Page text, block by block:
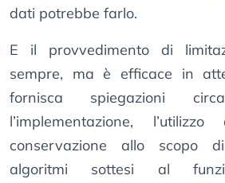
dati potrebbe farlo.
E il provvedimento di
sempre, ma è efficace in
fornisca spiegazioni
l’implementazione,
conservazione allo scopo
algoritmi sottesi al